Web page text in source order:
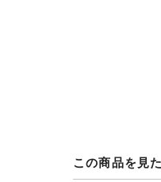
この商品を見